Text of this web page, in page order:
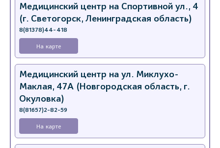
Медицинский центр на Спортивной ул., 4
(г. Светогорск, Ленинградская область)
8(81378)44-418
На карте
Медицинский центр на ул. Миклухо-
Маклая, 47А (Новгородская область, г.
Окуловка)
8(81657)2-82-59
На карте